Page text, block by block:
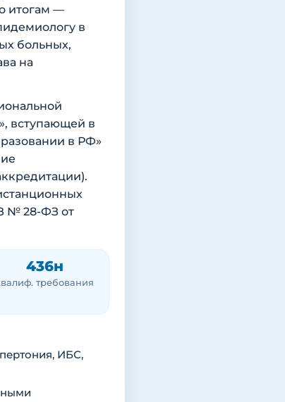
итогам —
в
больных,
на
вступающей в
в РФ»
№ 28-ФЗ от
436н
требования
ИБС,